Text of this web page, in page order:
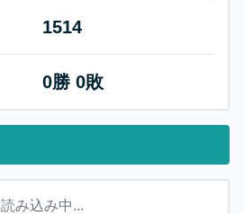
1514
0勝 0敗
読み込み中...